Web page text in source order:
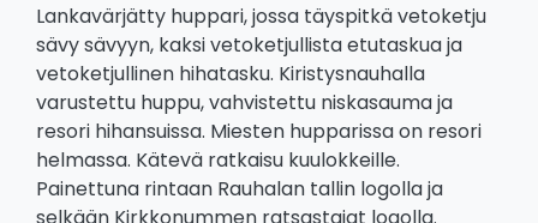
Lankavärjätty huppari, jossa täyspitkä vetoketju
sävy sävyyn, kaksi vetoketjullista etutaskua ja
vetoketjullinen hihatasku. Kiristysnauhalla
varustettu huppu, vahvistettu niskasauma ja
resori hihansuissa. Miesten hupparissa on resori
helmassa. Kätevä ratkaisu kuulokkeille.
Painettuna rintaan Rauhalan tallin logolla ja
selkään Kirkkonummen ratsastajat logolla.